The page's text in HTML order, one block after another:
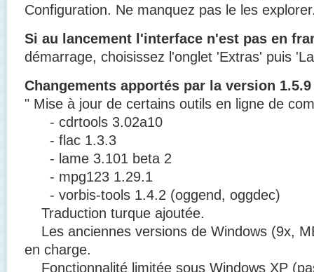
Configuration. Ne manquez pas le les
Si au lancement l'interface n'est pas en
démarrage, choisissez l'onglet 'Extras' puis
Changements apportés par la version 1.5.9
" Mise à jour de certains outils en ligne de
- cdrtools 3.02a10
- flac 1.3.3
- lame 3.101 beta 2
- mpg123 1.29.1
- vorbis-tools 1.4.2 (oggend, oggdec)
Traduction turque ajoutée.
Les anciennes versions de Windows (9x,
en charge.
Fonctionnalité limitée sous Windows XP